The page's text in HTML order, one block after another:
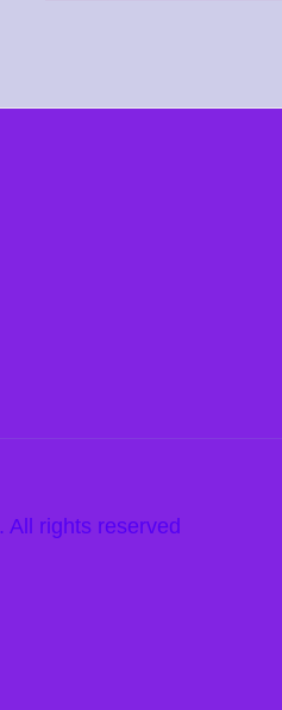
. All rights reserved